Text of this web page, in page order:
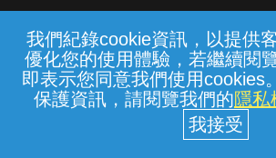
我們紀錄cookie資訊，以提供
優化您的使用體驗，若繼續閱
即表示您同意我們使用cookies
保護資訊，請閱覽我們的隱私
常見問題 線上客服 服務條款
中華電信股份有限公司個人
(統一編號：96979949) ©
{{notifyMsg}}